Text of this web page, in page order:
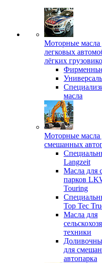
Моторные масла
легковых
лёгких
масла
Моторные масла
смешанных
Langzeit
Масла для
парков
Touring
Top Tec
Масла для
техники
для
автопарка